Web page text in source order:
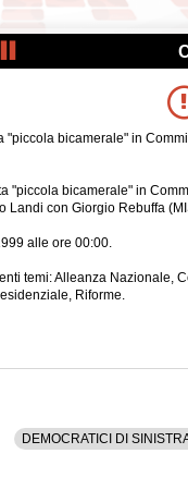
"piccola bicamerale" in
"piccola bicamerale" in
con Giorgio Rebuffa
alle ore 00:00.
temi: Alleanza Nazionale,
Riforme.
DEMOCRATICI DI